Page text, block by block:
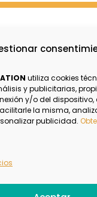
utiliza cookies
y publicitarias,
y/o del
la misma,
publicidad.